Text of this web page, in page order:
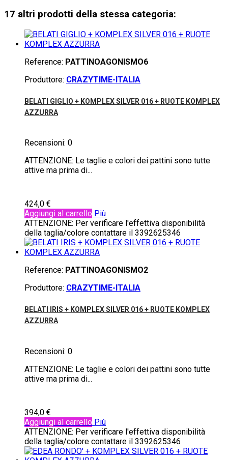
17 altri prodotti della stessa categoria:
Reference: PATTINOAGONISMO6
Produttore: CRAZYTIME-ITALIA
BELATI GIGLIO + KOMPLEX SILVER 016 + RUOTE KOMPLEX
AZZURRA
Recensioni: 0
ATTENZIONE: Le taglie e colori dei pattini sono tutte
attive ma prima di...
424,0 €
Aggiungi al carrello Più
ATTENZIONE: Per verificare l'effettiva disponibilità
della taglia/colore contattare il 3392625346
Reference: PATTINOAGONISMO2
Produttore: CRAZYTIME-ITALIA
BELATI IRIS + KOMPLEX SILVER 016 + RUOTE KOMPLEX
AZZURRA
Recensioni: 0
ATTENZIONE: Le taglie e colori dei pattini sono tutte
attive ma prima di...
394,0 €
Aggiungi al carrello Più
ATTENZIONE: Per verificare l'effettiva disponibilità
della taglia/colore contattare il 3392625346